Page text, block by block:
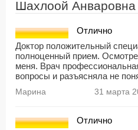
Шахлоой Анваровна
Отлично
Доктор положительный
полноценный прием.
меня. Врач
вопросы и разъясняла не
Марина 31 марта
Отлично